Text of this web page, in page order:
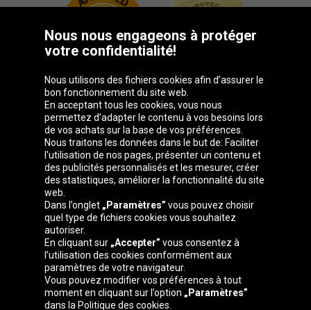
Groupe Oponeo
Česká
republika
Deutschland Éire España
France Italia Magyarország Nederland
Nous nous engageons à protéger
votre confidentialité!
Nous utilisons des fichiers cookies afin d’assurer le
bon fonctionnement du site web.
En acceptant tous les cookies, vous nous
permettez d’adapter le contenu à vos besoins lors
de vos achats sur la base de vos préférences.
Nous traitons les données dans le but de: Faciliter
l'utilisation de nos pages, présenter un contenu et
des publicités personnalisés et les mesurer, créer
des statistiques, améliorer la fonctionnalité du site
web.
Dans l’onglet „Paramètres” vous pouvez choisir
quel type de fichiers cookies vous souhaitez
autoriser.
En cliquant sur „Accepter” vous consentez à
l’utilisation des cookies conformément aux
paramètres de votre navigateur.
Vous pouvez modifier vos préférences à tout
moment en cliquant sur l’option „Paramètres”
dans la Politique des cookies.